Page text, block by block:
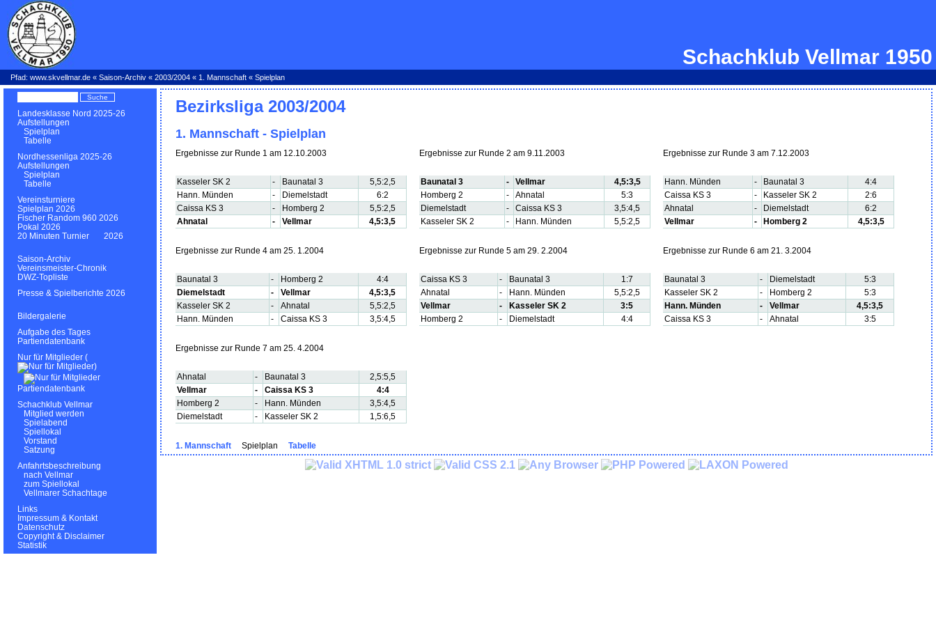
Schachklub Vellmar 1950
Pfad: www.skvellmar.de « Saison-Archiv « 2003/2004 « 1. Mannschaft « Spielplan
Landesklasse Nord 2025-26
Aufstellungen
Spielplan
Tabelle
Nordhessenliga 2025-26
Aufstellungen
Spielplan
Tabelle
Vereinsturniere
Spielplan 2026
Fischer Random 960 2026
Pokal 2026
20 Minuten Turnier 2026
Saison-Archiv
Vereinsmeister-Chronik
DWZ-Topliste
Presse & Spielberichte 2026
Bildergalerie
Aufgabe des Tages
Partiendatenbank
Nur für Mitglieder (
)
Partiendatenbank
Schachklub Vellmar
Mitglied werden
Spielabend
Spiellokal
Vorstand
Satzung
Anfahrtsbeschreibung
nach Vellmar
zum Spiellokal
Vellmarer Schachtage
Links
Impressum & Kontakt
Datenschutz
Copyright & Disclaimer
Statistik
Bezirksliga 2003/2004
1. Mannschaft - Spielplan
Ergebnisse zur Runde 1 am 12.10.2003
Kasseler SK 2 - Baunatal 3
5,5:2,5
Hann. Münden
- Diemelstadt
6:2
Caissa KS 3
- Homberg 2
5,5:2,5
Ahnatal
- Vellmar 4,5:3,5
Ergebnisse zur Runde 2 am 9.11.2003
Baunatal 3 - Vellmar
4,5:3,5
Homberg 2
- Ahnatal
5:3
Diemelstadt
- Caissa KS 3
3,5:4,5
Kasseler SK 2
- Hann. Münden 5,5:2,5
Ergebnisse zur Runde 3 am 7.12.2003
Hann. Münden - Baunatal 3
4:4
Caissa KS 3
- Kasseler SK 2
2:6
Ahnatal
- Diemelstadt
6:2
Vellmar
- Homberg 2 4,5:3,5
Ergebnisse zur Runde 4 am 25. 1.2004
Baunatal 3 - Homberg 2
4:4
Diemelstadt
- Vellmar
4,5:3,5
Kasseler SK 2
- Ahnatal
5,5:2,5
Hann. Münden
- Caissa KS 3 3,5:4,5
Ergebnisse zur Runde 5 am 29. 2.2004
Caissa KS 3 - Baunatal 3
1:7
Ahnatal
- Hann. Münden
5,5:2,5
Vellmar
- Kasseler SK 2
3:5
Homberg 2
- Diemelstadt 4:4
Ergebnisse zur Runde 6 am 21. 3.2004
Baunatal 3 - Diemelstadt
5:3
Kasseler SK 2
- Homberg 2
5:3
Hann. Münden
- Vellmar
4,5:3,5
Caissa KS 3
- Ahnatal 3:5
Ergebnisse zur Runde 7 am 25. 4.2004
Ahnatal - Baunatal 3
2,5:5,5
Vellmar
- Caissa KS 3
4:4
Homberg 2
- Hann. Münden
3,5:4,5
Diemelstadt
- Kasseler SK 2 1,5:6,5
1. Mannschaft Spielplan Tabelle